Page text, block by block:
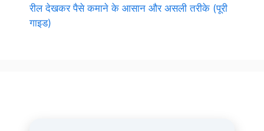
रील देखकर पैसे कमाने के आसान और असली तरीके (पूरी
गाइड)